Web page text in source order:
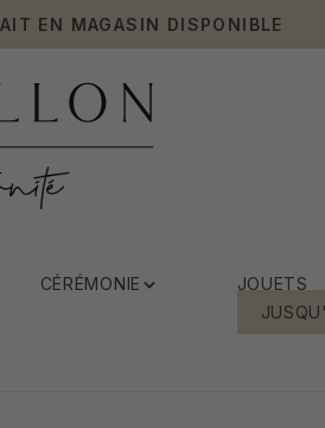
EN MAGASIN DISPONIBLE
CÉRÉMONIE JOUETS